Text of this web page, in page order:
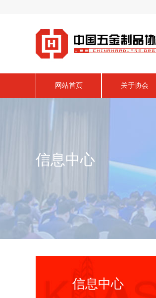
网站首页 关于协会
信息中心
信息中心